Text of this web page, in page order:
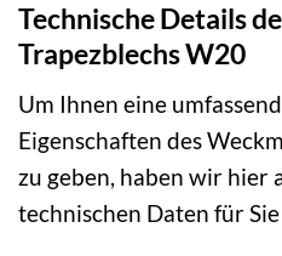
Technische Details
Trapezblechs W20
Um Ihnen eine
Eigenschaften des
zu geben, haben wir hier
technischen Daten für